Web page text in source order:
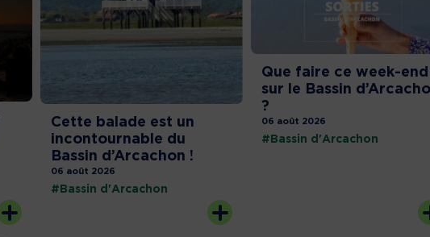
Cette balade est un
incontournable du
Bassin d’Arcachon !
06 août 2026
#Bassin d'Arcachon
Que faire ce week-end
sur le Bassin
?
06 août 2026
#Bassin d'Arcachon